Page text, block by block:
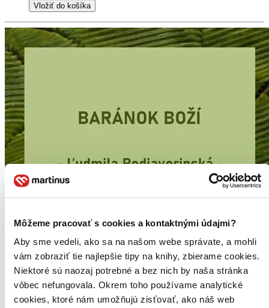
Môžeme pracovať s cookies a kontaktnými údajmi?
Aby sme vedeli, ako sa na našom webe správate, a mohli
vám zobraziť tie najlepšie tipy na knihy, zbierame cookies.
Niektoré sú naozaj potrebné a bez nich by naša stránka
vôbec nefungovala. Okrem toho používame analytické
cookies, ktoré nám umožňujú zisťovať, ako náš web
Vložiť do košíka